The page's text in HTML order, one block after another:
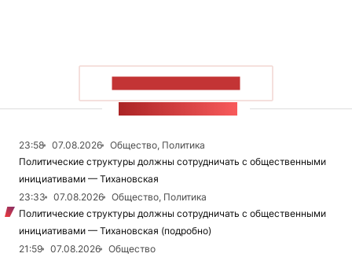
23:58 07.08.2026
Общество, Политика
Политические структуры должны сотрудничать с общественными
инициативами — Тихановская
23:33
07.08.2026
Общество, Политика
Политические структуры должны сотрудничать с общественными
инициативами — Тихановская (подробно)
21:59
07.08.2026 Общество